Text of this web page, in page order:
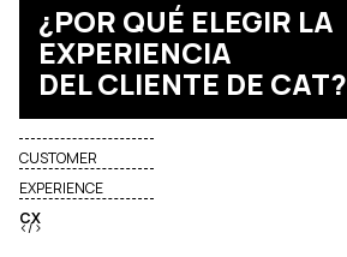
¿POR QUÉ ELEGIR LA
EXPERIENCIA
DEL CLIENTE DE CAT?
CUSTOMER
EXPERIENCE
CX
</>